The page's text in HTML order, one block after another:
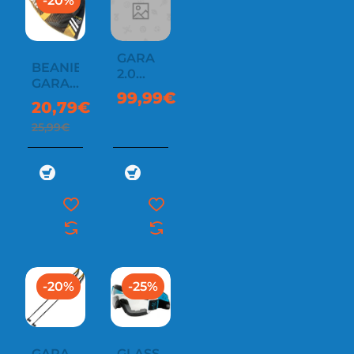
BEANIE
GARA
HIGH
MOUNTAIN
20,79€
25,99€
GARA
2.0
BACKPACK
99,99€
-20% -25%